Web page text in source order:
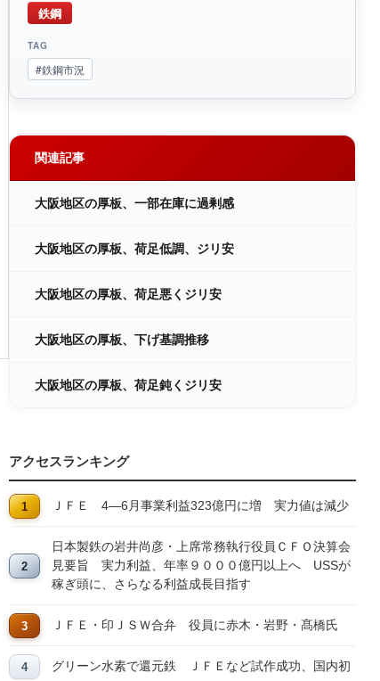
鉄鋼
TAG
#鉄鋼市況
関連記事
大阪地区の厚板、一部在庫に過剰感
大阪地区の厚板、荷足低調、ジリ安
大阪地区の厚板、荷足悪くジリ安
大阪地区の厚板、下げ基調推移
大阪地区の厚板、荷足鈍くジリ安
アクセスランキング
ＪＦＥ 4―6月事業利益323億円に増 実力値は減少
日本製鉄の岩井尚彦・上席常務執行役員ＣＦＯ決算会
見要旨 実力利益、年率９０００億円以上へ USSが
稼ぎ頭に、さらなる利益成長目指す
ＪＦＥ・印ＪＳＷ合弁 役員に赤木・岩野・髙橋氏
グリーン水素で還元鉄 ＪＦＥなど試作成功、国内初